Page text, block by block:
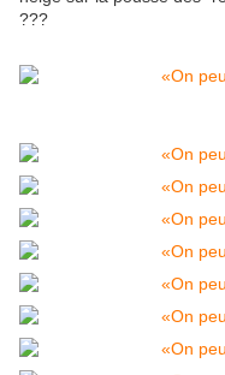
???